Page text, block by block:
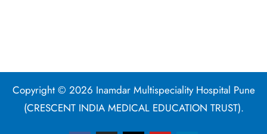
Copyright © 2026 Inamdar Multispeciality Hospital Pune
(CRESCENT INDIA MEDICAL EDUCATION TRUST).